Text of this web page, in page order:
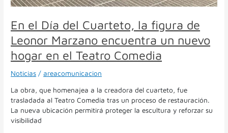
En el Día del Cuarteto, la figura de
Leonor Marzano encuentra un nuevo
hogar en el Teatro Comedia
Noticias / areacomunicacion
La obra, que homenajea a la creadora del cuarteto, fue
trasladada al Teatro Comedia tras un proceso de restauración.
La nueva ubicación permitirá proteger la escultura y reforzar su
visibilidad
hogar
el
Comedia